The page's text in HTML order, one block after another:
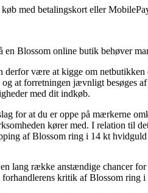
med betalingskort eller
en Blossom online butik behøver
derfor være at kigge om
at forretningen jævnligt besøges
med dit indkøb.
for at du er oppe på mærkerne
kører med. I relation til
af Blossom ring i 14 kt
lang række anstændige chancer
forhandlerens kritik af Blossom ring